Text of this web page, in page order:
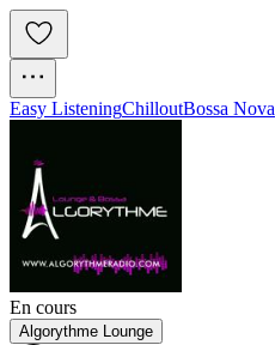
Easy ListeningChilloutBossa Nova
En cours
Algorythme Lounge